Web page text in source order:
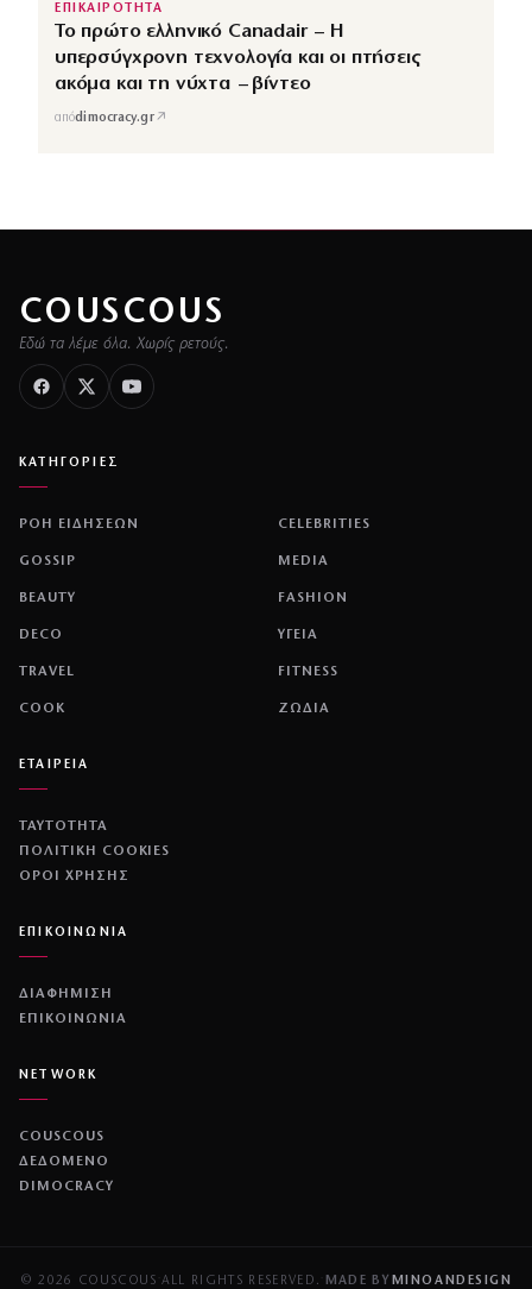
ΕΠΙΚΑΙΡΟΤΗΤΑ
Το πρώτο ελληνικό Canadair – Η
υπερσύγχρονη τεχνολογία και οι πτήσεις
ακόμα και τη νύχτα – βίντεο
απόdimocracy.gr↗
COUSCOUS
Εδώ τα λέμε όλα. Χωρίς ρετούς.
ΚΑΤΗΓΟΡΙΕΣ
ΡΟΗ ΕΙΔΗΣΕΩΝ CELEBRITIES
GOSSIP MEDIA
BEAUTY FASHION
DECO ΥΓΕΙΑ
TRAVEL FITNESS
COOK ΖΩΔΙΑ
ΕΤΑΙΡΕΙΑ
ΤΑΥΤΟΤΗΤΑ
ΠΟΛΙΤΙΚΉ COOKIES
ΌΡΟΙ ΧΡΉΣΗΣ
ΕΠΙΚΟΙΝΩΝΙΑ
ΔΙΑΦΗΜΙΣΗ
ΕΠΙΚΟΙΝΩΝΙΑ
NETWORK
COUSCOUS
ΔΕΔΟΜΕΝΟ
DIMOCRACY
© 2026 COUSCOUS ALL RIGHTS RESERVED. MADE BY MINOANDESIGN